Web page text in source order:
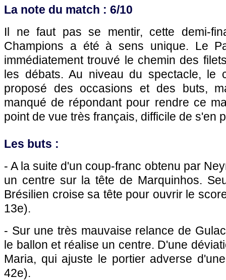
La note du match : 6/10
Il ne faut pas se mentir, cette demi-
Champions a été à sens unique. Le
immédiatement trouvé le chemin des
les débats. Au niveau du spectacle, le
proposé des occasions et des buts,
manqué de répondant pour rendre ce
point de vue très français, difficile de s'en
Les buts :
- A la suite d'un coup-franc obtenu par
un centre sur la tête de Marquinhos.
Brésilien croise sa tête pour ouvrir le
13e).
- Sur une très mauvaise relance de
le ballon et réalise un centre. D'une
Maria, qui ajuste le portier adverse
42e).